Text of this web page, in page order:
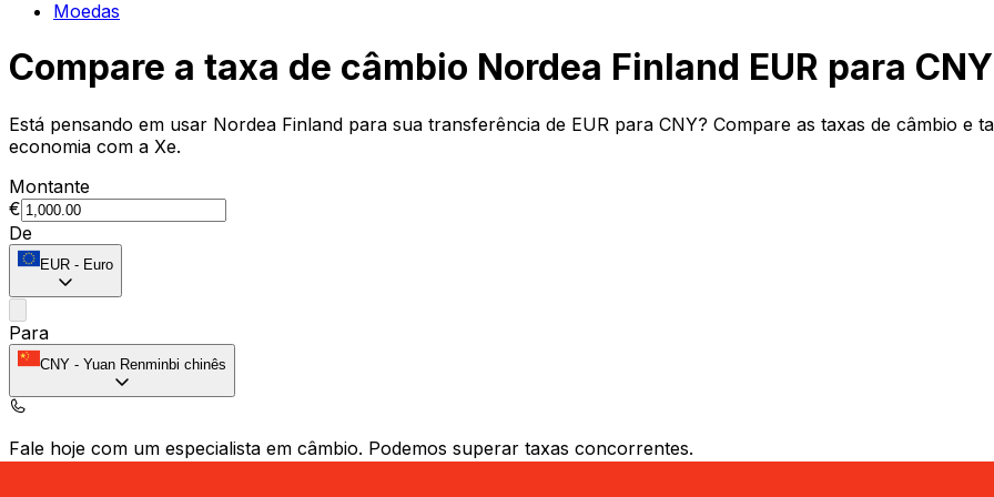
Moedas
Compare a taxa de câmbio Nordea Finland EUR para CNY
Está pensando em usar Nordea Finland para sua transferência de EUR para CNY? Compare as taxas de câmbio e
economia com a Xe.
Montante
€
De
EUR - Euro
Para
CNY - Yuan Renminbi chinês
Fale hoje com um especialista em câmbio. Podemos superar taxas concorrentes.